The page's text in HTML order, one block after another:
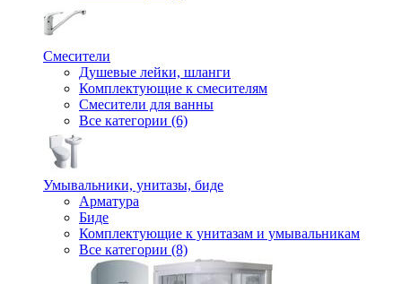
Смесители
Душевые лейки, шланги
Комплектующие к смесителям
Смесители для ванны
Все категории (6)
Умывальники, унитазы, биде
Арматура
Биде
Комплектующие к унитазам и умывальникам
Все категории (8)